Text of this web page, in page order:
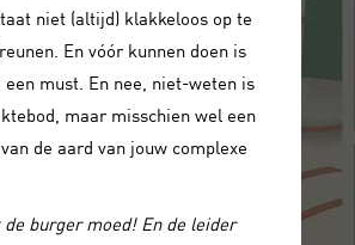
niet (altijd) klakkeloos op te
En vóór kunnen doen is
must. En nee, niet-weten is
maar misschien wel een
de aard van jouw complexe
de burger moed! En de leider